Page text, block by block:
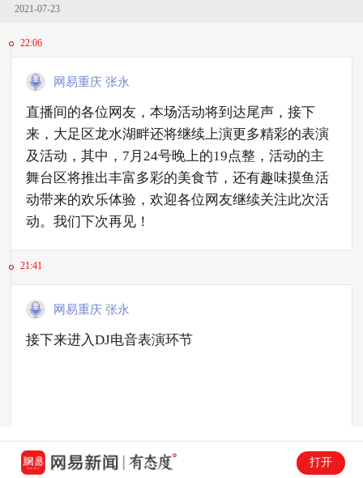
2021-07-23
22:06
网易重庆 张永
直播间的各位网友，本场活动将到达尾声，接下
来，大足区龙水湖畔还将继续上演更多精彩的表演
及活动，其中，7月24号晚上的19点整，活动的主
舞台区将推出丰富多彩的美食节，还有趣味摸鱼活
动带来的欢乐体验，欢迎各位网友继续关注此次活
动。我们下次再见！
21:41
网易重庆 张永
接下来进入DJ电音表演环节
打开